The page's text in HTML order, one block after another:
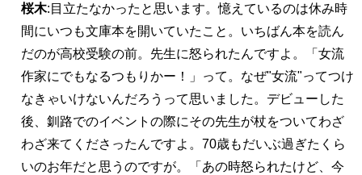
桜木:目立たなかったと思います。憶えているのは休み時
間にいつも文庫本を開いていたこと。いちばん本を読ん
だのが高校受験の前。先生に怒られたんですよ。「女流
作家にでもなるつもりかー！」って。なぜ"女流"ってつけ
なきゃいけないんだろうって思いました。デビューした
後、釧路でのイベントの際にその先生が杖をついてわざ
わざ来てくださったんですよ。70歳もだいぶ過ぎたくら
いのお年だと思うのですが。「あの時怒られたけど、今